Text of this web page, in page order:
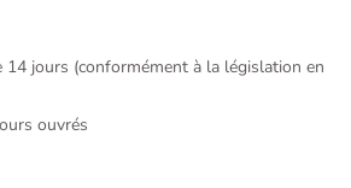
jours (conformément à la législation en
ouvrés